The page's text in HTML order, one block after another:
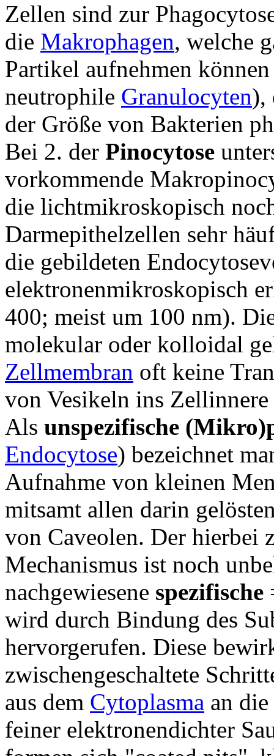
Zellen sind zur
die Makrophagen, welche
Partikel aufnehmen
neutrophile Granulocyten),
der Größe von Bakterien
Bei 2. der Pinocytose
vorkommende
die lichtmikroskopisch
Darmepithelzellen sehr
die gebildeten
elektronenmikroskopisch
400; meist um 100 nm).
molekular oder kolloidal
Zellmembran oft keine
von Vesikeln ins Zellinnere
Als unspezifische
Endocytose) bezeichnet
Aufnahme von kleinen
mitsamt allen darin
von Caveolen. Der hierbei
Mechanismus ist noch
nachgewiesene spezifische
wird durch Bindung des
hervorgerufen. Diese
zwischengeschaltete
aus dem Cytoplasma an
feiner elektronendichter